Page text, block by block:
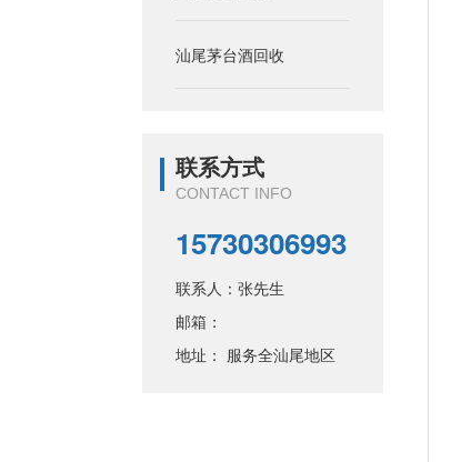
汕尾茅台酒回收
联系方式
CONTACT INFO
15730306993
联系人：张先生
邮箱：
地址： 服务全汕尾地区